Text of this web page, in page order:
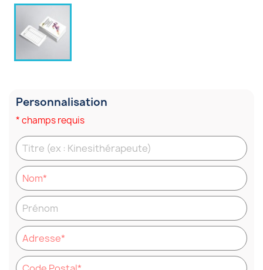
Personnalisation
* champs requis